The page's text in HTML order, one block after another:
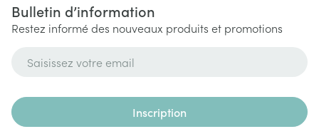
Bulletin d’information
Restez informé des nouveaux produits et promotions
Inscription